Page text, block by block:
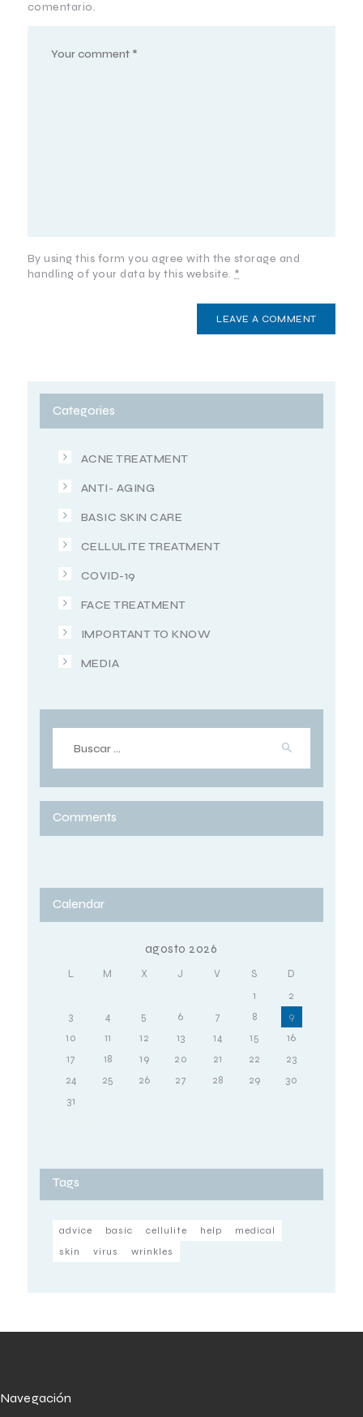
comentario.
By using this form you agree with the storage and
handling of your data by this website. *
Categories
ACNE TREATMENT
ANTI- AGING
BASIC SKIN CARE
CELLULITE TREATMENT
COVID-19
FACE TREATMENT
IMPORTANT TO KNOW
MEDIA
Comments
Calendar
agosto 2026
L M X J V S
D
1
2
3
4 5 6 7 8
9
10
11 12 13 14 15
16
17
18 19 20 21 22
23
24
25 26 27 28 29
30
31
Tags
advice basic cellulite help
medical
skin
virus wrinkles
Navegación